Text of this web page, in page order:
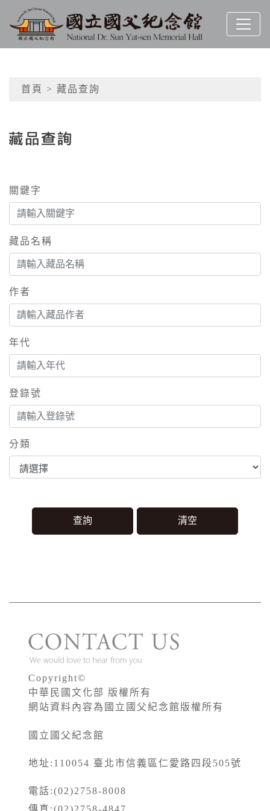
跳到主要內容
國立國父紀念館
網頁導覽
首頁 > 藏品查詢
藏品查詢
關鍵字
藏品名稱
作者
年代
登錄號
分類
Copyright©
中華民國文化部 版權所有
網站資料內容為國立國父紀念館版權所有
國立國父紀念館
地址:110054 臺北市信義區仁愛路四段505號
電話:(02)2758-8008
傳真:(02)2758-4847